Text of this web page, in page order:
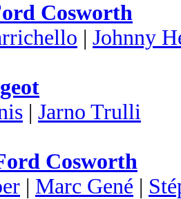
Cosworth
| Johnny
| Jarno Trulli
Cosworth
| Marc Gené |